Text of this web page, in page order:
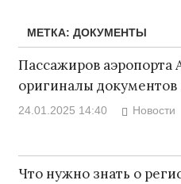
МЕТКА: ДОКУМЕНТЫ
Пассажиров аэропорта
оригиналы документов
24.01.2025 14:40 Новости
Что нужно знать о